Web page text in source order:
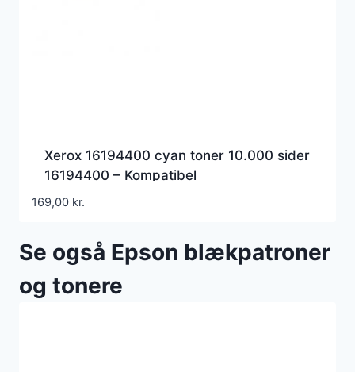
Xerox 16194400 cyan toner 10.000 sider
16194400 – Kompatibel
169,00 kr.
Se også Epson blækpatroner
og tonere